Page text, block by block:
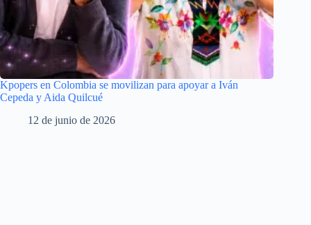
Kpopers en Colombia se movilizan para apoyar a Iván
Cepeda y Aida Quilcué
12 de junio de 2026